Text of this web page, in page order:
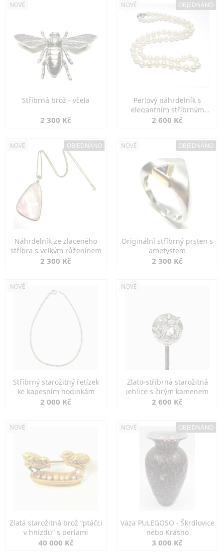
NOVÉ
Stříbrná brož - včela
2 300 Kč
NOVÉ OBJEDNÁNO
Perlový náhrdelník s
elegantním stříbrným
zapínáním
2 600 Kč
NOVÉ OBJEDNÁNO
Náhrdelník ze zlaceného
stříbra s velkým růženínem
2 300 Kč
NOVÉ OBJEDNÁNO
Originální stříbrný prsten s
ametystem
2 300 Kč
NOVÉ
Stříbrný starožitný řetízek
ke kapesním hodinkám
2 000 Kč
NOVÉ
Zlato-stříbrná starožitná
jehlice s čirým kamenem
2 600 Kč
NOVÉ
Zlatá starožitná brož “ptáčci
v hnízdu” s perlami
40 000 Kč
NOVÉ OBJEDNÁNO
Váza PULEGOSO - Škrdlovice
nebo Krásno
3 000 Kč